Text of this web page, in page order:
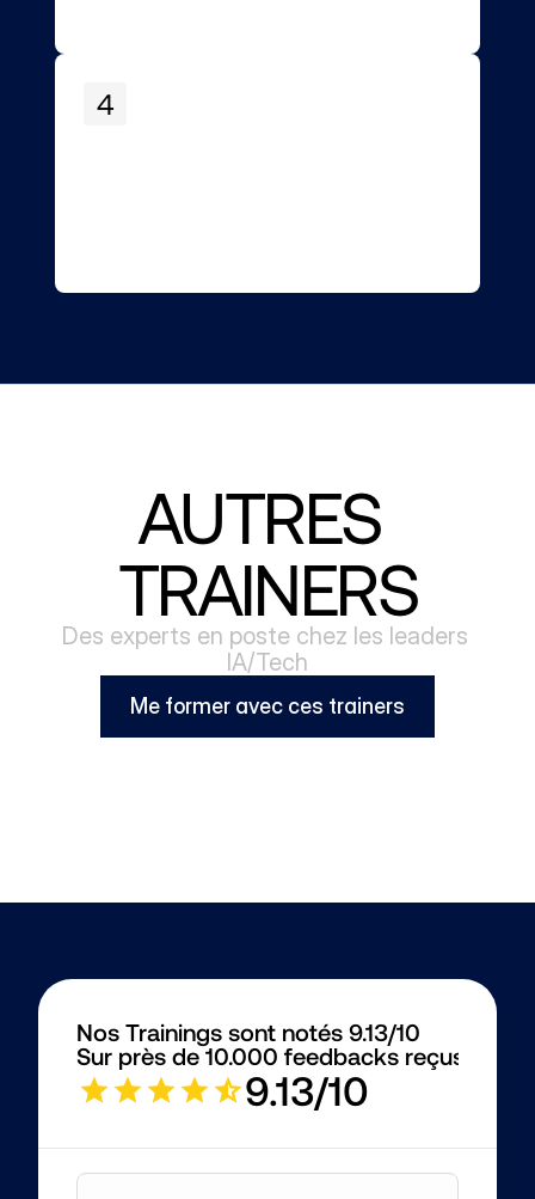
4
AUTRES
TRAINERS
Des experts en poste chez les leaders
IA/Tech
Me former avec ces trainers
Nos Trainings sont notés 9.13/10
Sur près de 10.000 feedbacks reçus
9.13/10